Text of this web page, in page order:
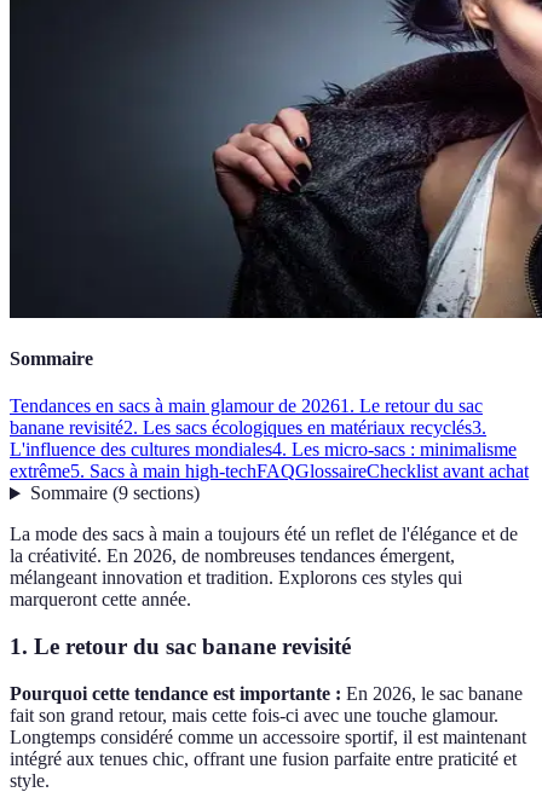
Sommaire
Tendances en sacs à main glamour de 20261. Le retour du sac
banane revisité2. Les sacs écologiques en matériaux recyclés3.
L'influence des cultures mondiales4. Les micro-sacs : minimalisme
extrême5. Sacs à main high-techFAQGlossaireChecklist avant achat
Sommaire(9 sections)
La mode des sacs à main a toujours été un reflet de l'élégance et de
la créativité. En 2026, de nombreuses tendances émergent,
mélangeant innovation et tradition. Explorons ces styles qui
marqueront cette année.
1. Le retour du sac banane revisité
Pourquoi cette tendance est importante : En 2026, le sac banane
fait son grand retour, mais cette fois-ci avec une touche glamour.
Longtemps considéré comme un accessoire sportif, il est maintenant
intégré aux tenues chic, offrant une fusion parfaite entre praticité et
style.